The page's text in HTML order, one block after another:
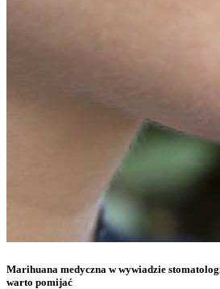
Marihuana medyczna w wywiadzie
warto pomijać